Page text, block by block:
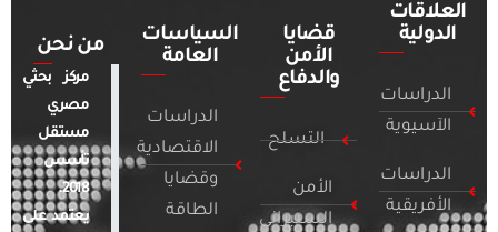
العلاقات
الدولية
الدراسات
الآسيوية
الدراسات
الأفريقية
قضايا
الأمن
والدفاع
التسلح
الأمن
السيبراني
السياسات
العامة
الدراسات
الاقتصادية
وقضايا
الطاقة
من نحن
مركز بحثي
مصري
مستقل
تأسس
2018.
يعتمد على